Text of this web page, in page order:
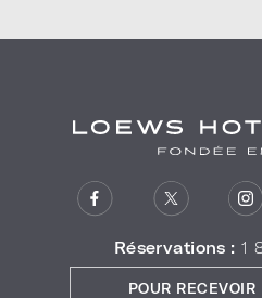
Réservations : 1
POUR RECEVOIR